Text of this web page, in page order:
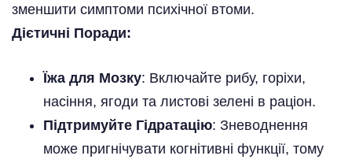
зменшити симптоми психічної втоми.
Дієтичні Поради:
Їжа для Мозку: Включайте рибу, горіхи,
насіння, ягоди та листові зелені в раціон.
Підтримуйте Гідратацію: Зневоднення
може пригнічувати когнітивні функції, тому